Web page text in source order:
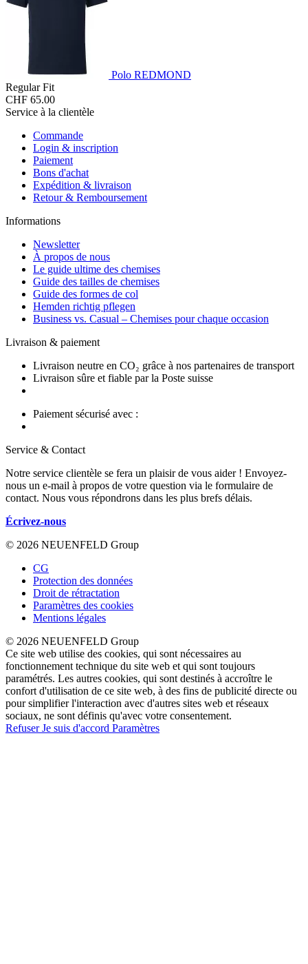
Polo REDMOND
Regular Fit
CHF 65.00
Service à la clientèle
Commande
Login & inscription
Paiement
Bons d'achat
Expédition & livraison
Retour & Remboursement
Informations
Newsletter
À propos de nous
Le guide ultime des chemises
Guide des tailles de chemises
Guide des formes de col
Hemden richtig pflegen
Business vs. Casual – Chemises pour chaque occasion
Livraison & paiement
Livraison neutre en CO₂ grâce à nos partenaires de transport
Livraison sûre et fiable par la Poste suisse
Paiement sécurisé avec :
Service & Contact
Notre service clientèle se fera un plaisir de vous aider ! Envoyez-
nous un e-mail à propos de votre question via le formulaire de
contact. Nous vous répondrons dans les plus brefs délais.
Écrivez-nous
© 2026 NEUENFELD Group
CG
Protection des données
Droit de rétractation
Paramètres des cookies
Mentions légales
© 2026 NEUENFELD Group
Ce site web utilise des cookies, qui sont nécessaires au
fonctionnement technique du site web et qui sont toujours
paramétrés. Les autres cookies, qui sont destinés à accroître le
confort d'utilisation de ce site web, à des fins de publicité directe ou
pour simplifier l'interaction avec d'autres sites web et réseaux
sociaux, ne sont définis qu'avec votre consentement.
RefuserJe suis d'accord Paramètres